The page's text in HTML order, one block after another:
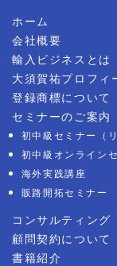
ホーム
会社概要
輸入ビジネスとは
大須賀祐プロフィ
登録商標について
セミナーのご案内
初中級セミナー（
初中級オンライン
海外実践講座
販路開拓セミナー
コンサルティング
顧問契約について
書籍紹介